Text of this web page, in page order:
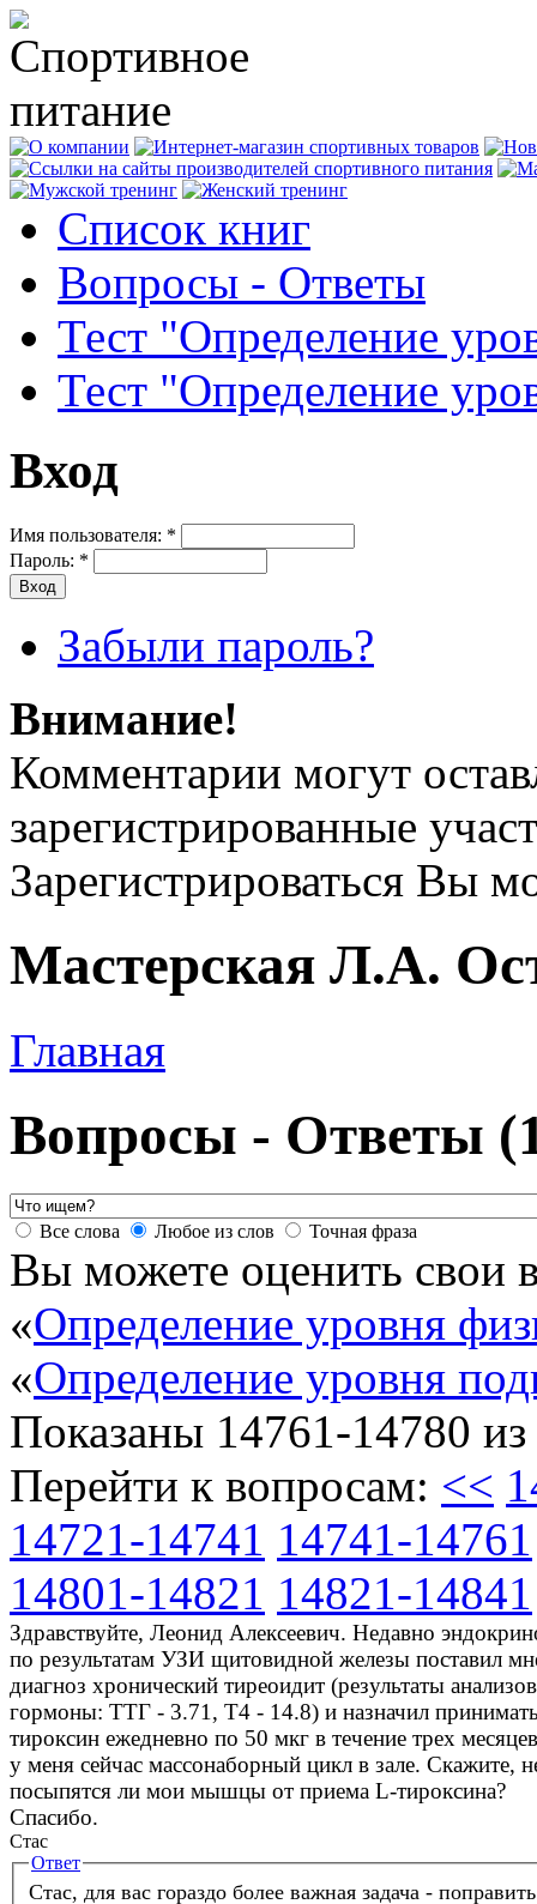
Список книг
Вопросы - Ответы
Тест "Определение
Тест "Определение
Вход
Имя пользователя: *
Пароль: *
Забыли пароль?
Внимание!
Комментарии могут
зарегистрированные
Зарегистрироваться Вы
Мастерская Л.А.
Главная
Вопросы - Ответы
Все слова Любое из слов Точная фраза
Вы можете оценить свои
«Определение уровня
«Определение уровня
Показаны 14761-14780 из
Перейти к вопросам: <<
14721-14741 14741-14761
14801-14821 14821-14841
Здравствуйте, Леонид Алексеевич. Недавно
по результатам УЗИ щитовидной железы поставил
диагноз хронический тиреоидит (результаты
гормоны: ТТГ - 3.71, Т4 - 14.8) и назначил
тироксин ежедневно по 50 мкг в течение трех
у меня сейчас массонаборный цикл в зале. Скажите,
посыпятся ли мои мышцы от приема L-тироксина?
Спасибо.
Стас
Ответ
Стас, для вас гораздо более важная задача - поправить